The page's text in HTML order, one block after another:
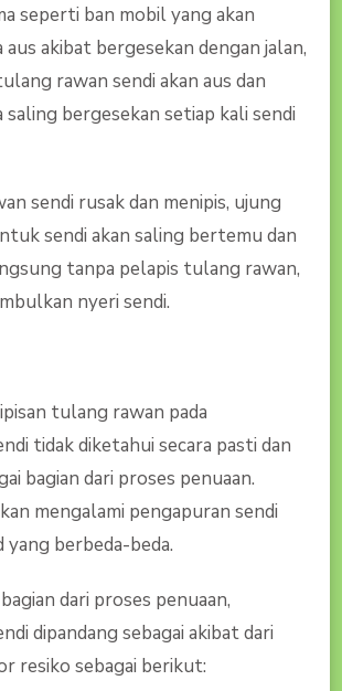
seperti ban mobil yang akan
aus akibat bergesekan dengan jalan,
rawan sendi akan aus dan
saling bergesekan setiap kali sendi
sendi rusak dan menipis, ujung
sendi akan saling bertemu dan
tanpa pelapis tulang rawan,
nyeri sendi.
tulang rawan pada
tidak diketahui secara pasti dan
bagian dari proses penuaan.
mengalami pengapuran sendi
yang berbeda-beda.
dari proses penuaan,
dipandang sebagai akibat dari
resiko sebagai berikut: